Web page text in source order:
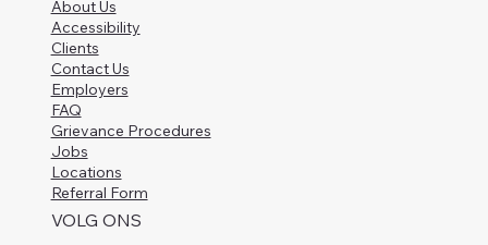
About Us
Accessibility
Clients
Contact Us
Employers
FAQ
Grievance Procedures
Jobs
Locations
Referral Form
VOLG ONS